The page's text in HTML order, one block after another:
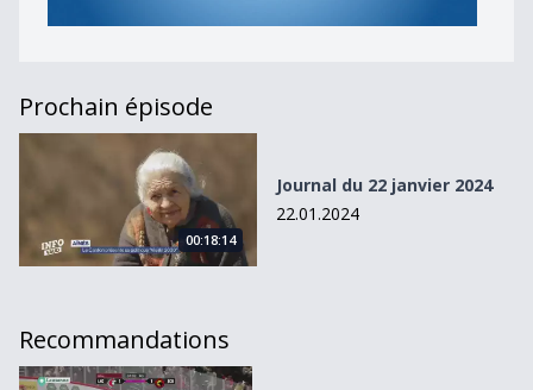
Prochain épisode
Journal du 22 janvier 2024
00:18:14
Journal du 22 janvier 2024
22.01.2024
Recommandations
Les résultats du week-end